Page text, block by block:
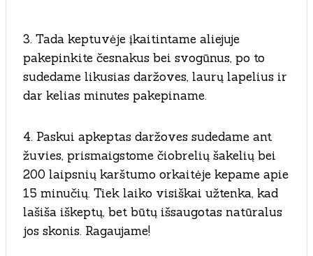
3. Tada keptuvėje įkaitintame aliejuje
pakepinkite česnakus bei svogūnus, po to
sudedame likusias daržoves, laurų lapelius ir
dar kelias minutes pakepiname.
4. Paskui apkeptas daržoves sudedame ant
žuvies, prismaigstome čiobrelių šakelių bei
200 laipsnių karštumo orkaitėje kepame apie
15 minučių. Tiek laiko visiškai užtenka, kad
lašiša iškeptų, bet būtų išsaugotas natūralus
jos skonis. Ragaujame!